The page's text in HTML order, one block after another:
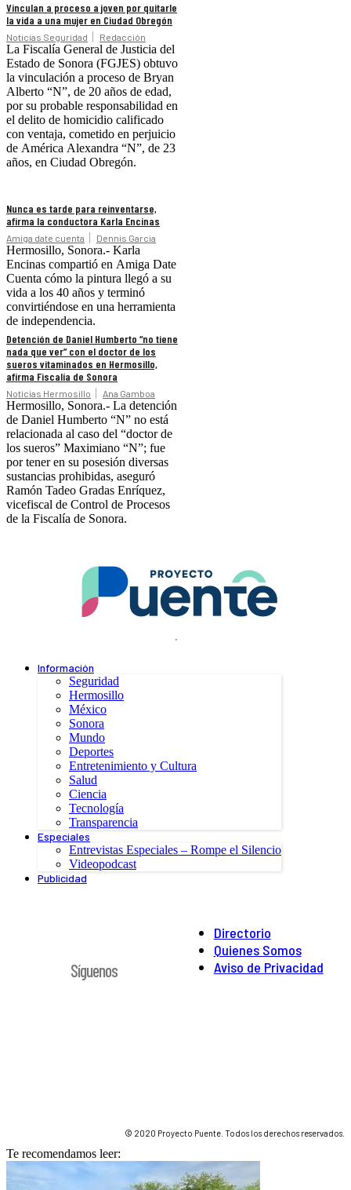
Vinculan a proceso a joven por quitarle
la vida a una mujer en Ciudad Obregón
Noticias Seguridad Redacción
La Fiscalía General de Justicia del
Estado de Sonora (FGJES) obtuvo
la vinculación a proceso de Bryan
Alberto “N”, de 20 años de edad,
por su probable responsabilidad en
el delito de homicidio calificado
con ventaja, cometido en perjuicio
de América Alexandra “N”, de 23
años, en Ciudad Obregón.
Nunca es tarde para reinventarse,
afirma la conductora Karla Encinas
Amiga date cuenta Dennis Garcia
Hermosillo, Sonora.- Karla
Encinas compartió en Amiga Date
Cuenta cómo la pintura llegó a su
vida a los 40 años y terminó
convirtiéndose en una herramienta
de independencia.
Detención de Daniel Humberto “no tiene
nada que ver” con el doctor de los
sueros vitaminados en Hermosillo,
afirma Fiscalía de Sonora
Noticias Hermosillo Ana Gamboa
Hermosillo, Sonora.- La detención
de Daniel Humberto “N” no está
relacionada al caso del “doctor de
los sueros” Maximiano “N”; fue
por tener en su posesión diversas
sustancias prohibidas, aseguró
Ramón Tadeo Gradas Enríquez,
vicefiscal de Control de Procesos
de la Fiscalía de Sonora.
.
Información
Seguridad
Hermosillo
México
Sonora
Mundo
Deportes
Entretenimiento y Cultura
Salud
Ciencia
Tecnología
Transparencia
Especiales
Entrevistas Especiales – Rompe el Silencio
Videopodcast
Publicidad
Directorio
Quienes Somos
Aviso de Privacidad
Síguenos
© 2020 Proyecto Puente. Todos los derechos reservados.
Te recomendamos leer: